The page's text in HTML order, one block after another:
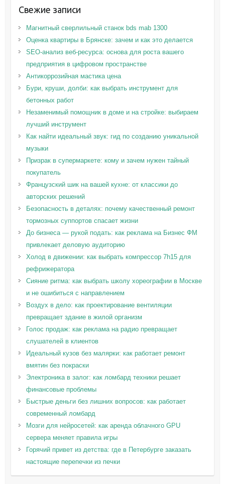
Свежие записи
Магнитный сверлильный станок bds mab 1300
Оценка квартиры в Брянске: зачем и как это делается
SEO-анализ веб-ресурса: основа для роста вашего
предприятия в цифровом пространстве
Антикоррозийная мастика цена
Бури, круши, долби: как выбрать инструмент для
бетонных работ
Незаменимый помощник в доме и на стройке: выбираем
лучший инструмент
Как найти идеальный звук: гид по созданию уникальной
музыки
Призрак в супермаркете: кому и зачем нужен тайный
покупатель
Французский шик на вашей кухне: от классики до
авторских решений
Безопасность в деталях: почему качественный ремонт
тормозных суппортов спасает жизни
До бизнеса — рукой подать: как реклама на Бизнес ФМ
привлекает деловую аудиторию
Холод в движении: как выбрать компрессор 7h15 для
рефрижератора
Сияние ритма: как выбрать школу хореографии в Москве
и не ошибиться с направлением
Воздух в дело: как проектирование вентиляции
превращает здание в жилой организм
Голос продаж: как реклама на радио превращает
слушателей в клиентов
Идеальный кузов без малярки: как работает ремонт
вмятин без покраски
Электроника в залог: как ломбард техники решает
финансовые проблемы
Быстрые деньги без лишних вопросов: как работает
современный ломбард
Мозги для нейросетей: как аренда облачного GPU
сервера меняет правила игры
Горячий привет из детства: где в Петербурге заказать
настоящие перепечки из печки